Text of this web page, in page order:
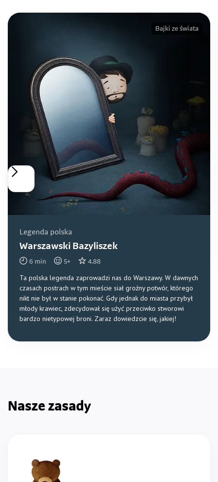
Bajki ze świata
Legenda polska
Warszawski Bazyliszek
6 min 5+ 4.88
Ta polska legenda zaprowadzi nas do Warszawy. W dawnych
czasach postrach w tym mieście siał groźny potwór, którego
nikt nie był w stanie pokonać. Gdy jednak do miasta przybył
młody krawiec, zdecydował się użyć przeciwko stworowi
bardzo nietypowej broni. Zaraz dowiedzcie się, jakiej!
Nasze zasady